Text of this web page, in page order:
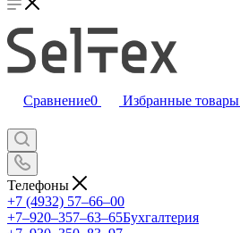
Сравнение0 Избранные товары
Телефоны
+7 (4932) 57‒66‒00
+7‒920‒357‒63‒65Бухгалтерия